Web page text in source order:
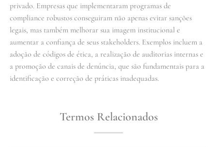
privado. Empresas que implementaram programas de
compliance robustos conseguiram não apenas evitar sanções
legais, mas também melhorar sua imagem institucional e
aumentar a confiança de seus stakeholders. Exemplos incluem a
adoção de códigos de ética, a realização de auditorias internas e
a promoção de canais de denúncia, que são fundamentais para a
identificação e correção de práticas inadequadas.
Termos Relacionados